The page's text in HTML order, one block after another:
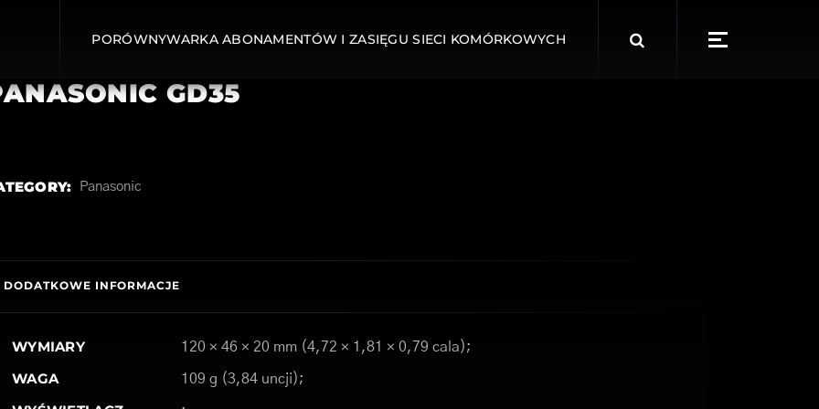
PORÓWNYWARKA ABONAMENTÓW I ZASIĘGU SIECI KOMÓRKOWYCH
for:
GD35
Panasonic
DODATKOWE INFORMACJE
WYMIARY 120 × 46 × 20 mm (4,72 × 1,81 × 0,79 cala);
WAGA 109 g (3,84 uncji);